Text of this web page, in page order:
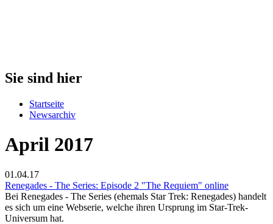
Sie sind hier
Startseite
Newsarchiv
April 2017
01.04.17
Renegades - The Series: Episode 2 "The Requiem" online
Bei Renegades - The Series (ehemals Star Trek: Renegades) handelt
es sich um eine Webserie, welche ihren Ursprung im Star-Trek-
Universum hat.